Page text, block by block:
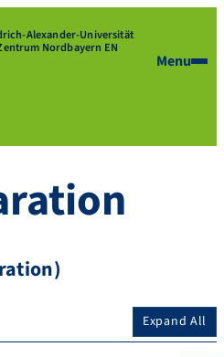
Alexander-Universität
Nordbayern EN
Menu
Expand All